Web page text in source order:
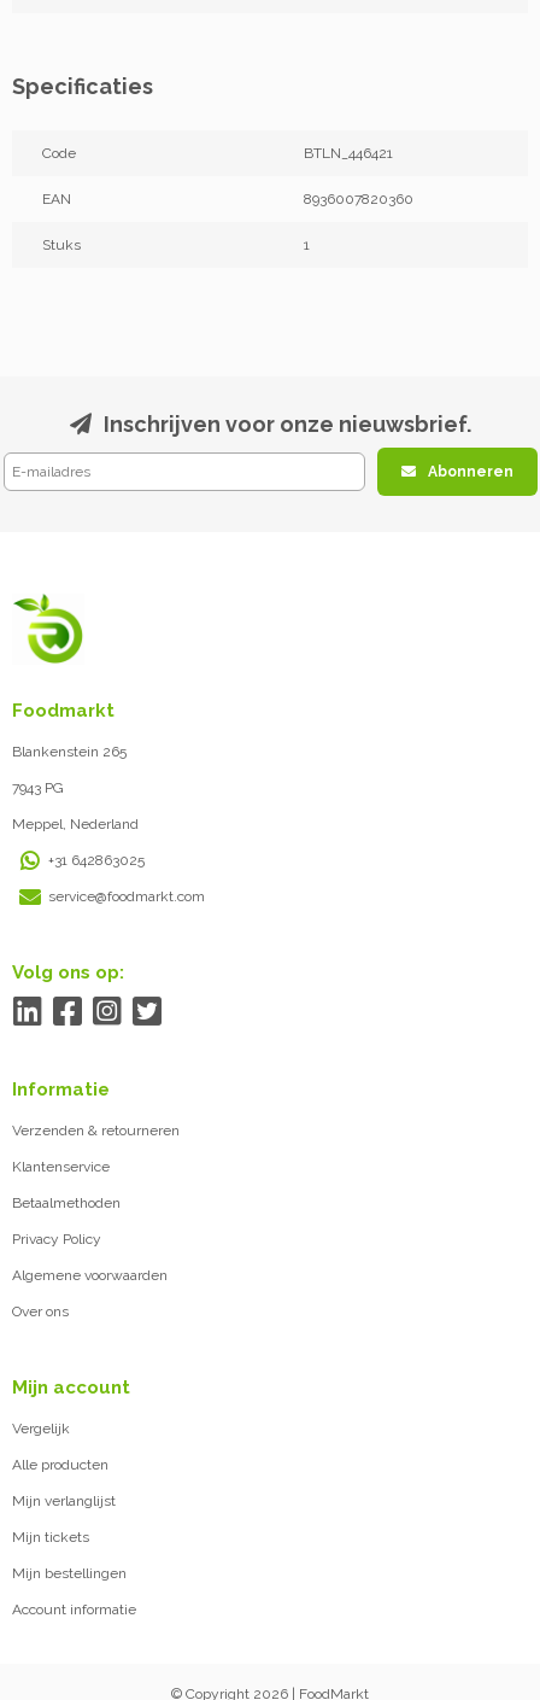
Specificaties
Code BTLN_446421
EAN 8936007820360
Stuks 1
Inschrijven voor onze nieuwsbrief.
Abonneren
Foodmarkt
Blankenstein 265
7943 PG
Meppel, Nederland
+31 642863025
service@foodmarkt.com
Volg ons op:
Informatie
Verzenden & retourneren
Klantenservice
Betaalmethoden
Privacy Policy
Algemene voorwaarden
Over ons
Mijn account
Vergelijk
Alle producten
Mijn verlanglijst
Mijn tickets
Mijn bestellingen
Account informatie
© Copyright 2026 | FoodMarkt